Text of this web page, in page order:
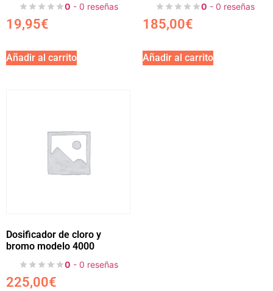
0 - 0 reseñas
19,95€
Añadir al carrito
0 - 0 reseñas
185,00€
Añadir al carrito
Dosificador de cloro y
bromo modelo 4000
0 - 0 reseñas
225,00€